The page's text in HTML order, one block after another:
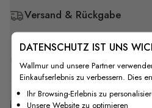
Versand & Rückgabe
F.A.Q
Kostenlose Anpassung
DATENSCHUTZ IST UNS
Wallmur und unsere Partner
Einkaufserlebnis zu verbessern. Dies
Ihr Browsing-Erlebnis zu
Unsere Website zu optimieren